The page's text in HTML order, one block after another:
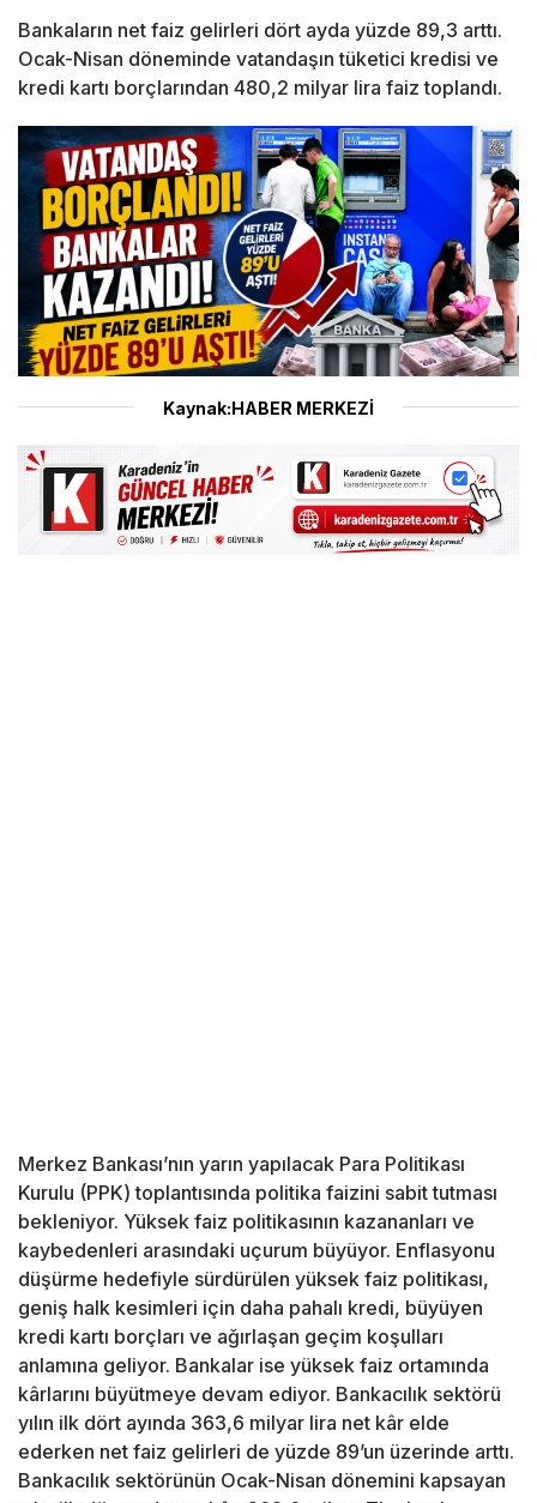
Bankaların net faiz gelirleri dört ayda yüzde 89,3 arttı.
Ocak-Nisan döneminde vatandaşın tüketici kredisi ve
kredi kartı borçlarından 480,2 milyar lira faiz toplandı.
Kaynak:HABER MERKEZİ
Merkez Bankası’nın yarın yapılacak Para Politikası
Kurulu (PPK) toplantısında politika faizini sabit tutması
bekleniyor. Yüksek faiz politikasının kazananları ve
kaybedenleri arasındaki uçurum büyüyor. Enflasyonu
düşürme hedefiyle sürdürülen yüksek faiz politikası,
geniş halk kesimleri için daha pahalı kredi, büyüyen
kredi kartı borçları ve ağırlaşan geçim koşulları
anlamına geliyor. Bankalar ise yüksek faiz ortamında
kârlarını büyütmeye devam ediyor. Bankacılık sektörü
yılın ilk dört ayında 363,6 milyar lira net kâr elde
ederken net faiz gelirleri de yüzde 89’un üzerinde arttı.
Bankacılık sektörünün Ocak-Nisan dönemini kapsayan